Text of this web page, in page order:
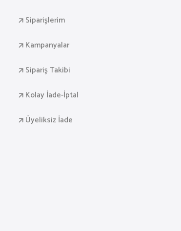
Siparişlerim
Kampanyalar
Sipariş Takibi
Kolay İade-İptal
Üyeliksiz İade